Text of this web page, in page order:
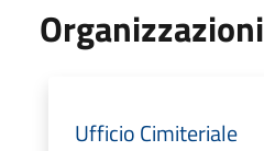
Organizzazioni
Ufficio Cimiteriale